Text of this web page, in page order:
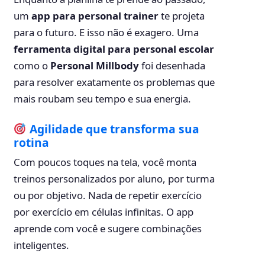
um app para personal trainerte projeta
para o futuro. E isso não é exagero. Uma
ferramenta digital para personal escolar
como o Personal Millbodyfoi desenhada
para resolver exatamente os problemas que
mais roubam seu tempo e sua energia.
Agilidade que transforma sua
rotina
Com poucos toques na tela, você monta
treinos personalizados por aluno, por turma
ou por objetivo. Nada de repetir exercício
por exercício em células infinitas. O app
aprende com você e sugere combinações
inteligentes.